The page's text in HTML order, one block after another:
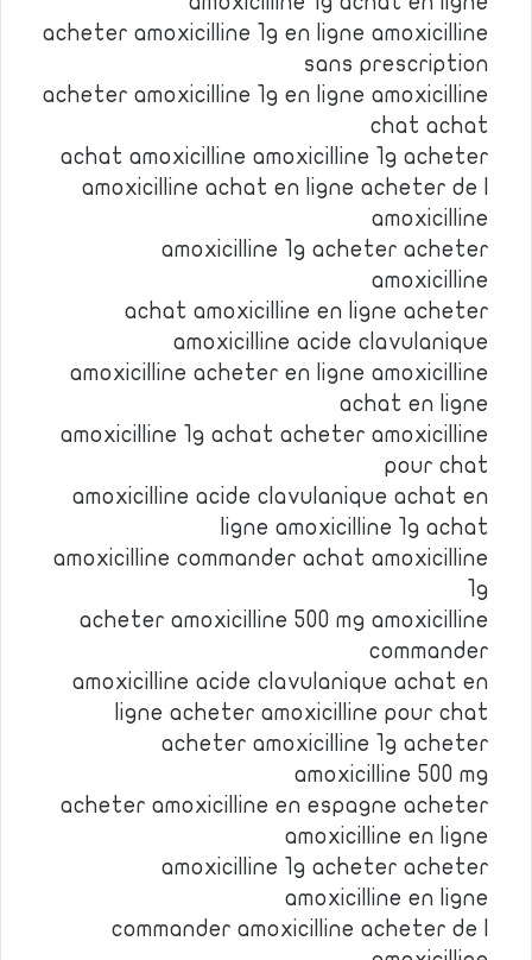
acheter amoxicilline 1g en ligne amoxicilline
sans prescription
acheter amoxicilline 1g en ligne amoxicilline
chat achat
achat amoxicilline amoxicilline 1g acheter
amoxicilline achat en ligne acheter de l
amoxicilline
amoxicilline 1g acheter acheter
amoxicilline
achat amoxicilline en ligne acheter
amoxicilline acide clavulanique
amoxicilline acheter en ligne amoxicilline
achat en ligne
amoxicilline 1g achat acheter amoxicilline
pour chat
amoxicilline acide clavulanique achat en
ligne amoxicilline 1g achat
amoxicilline commander achat amoxicilline
1g
acheter amoxicilline 500 mg amoxicilline
commander
amoxicilline acide clavulanique achat en
ligne acheter amoxicilline pour chat
acheter amoxicilline 1g acheter
amoxicilline 500 mg
acheter amoxicilline en espagne acheter
amoxicilline en ligne
amoxicilline 1g acheter acheter
amoxicilline en ligne
commander amoxicilline acheter de l